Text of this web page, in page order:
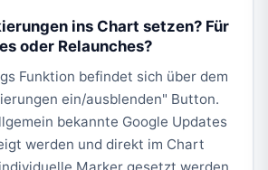
ins Chart setzen? Für
oder Relaunches?
Funktion befindet sich über dem
ein/ausblenden" Button.
bekannte Google Updates
werden und direkt im Chart